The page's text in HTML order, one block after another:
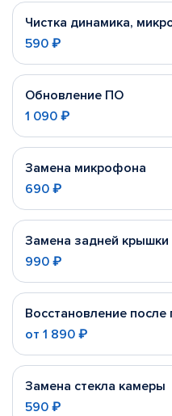
Чистка динамика,
590 ₽
Обновление ПО
1 090 ₽
Замена микрофона
690 ₽
Замена задней крышки
990 ₽
Восстановление после
от 1 890 ₽
Замена стекла камеры
590 ₽